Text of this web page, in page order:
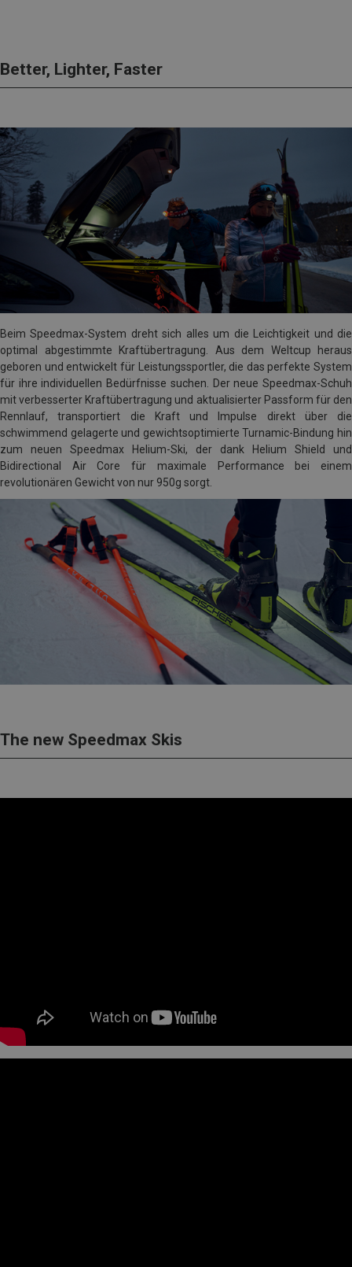
Better, Lighter, Faster
Beim Speedmax-System dreht sich alles um die Leichtigkeit und die
optimal abgestimmte Kraftübertragung. Aus dem Weltcup heraus
geboren und entwickelt für Leistungssportler, die das perfekte System
für ihre individuellen Bedürfnisse suchen. Der neue Speedmax-Schuh
mit verbesserter Kraftübertragung und aktualisierter Passform für den
Rennlauf, transportiert die Kraft und Impulse direkt über die
schwimmend gelagerte und gewichtsoptimierte Turnamic-Bindung hin
zum neuen Speedmax Helium-Ski, der dank Helium Shield und
Bidirectional Air Core für maximale Performance bei einem
revolutionären Gewicht von nur 950g sorgt.
The new Speedmax Skis